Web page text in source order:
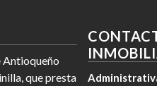
Antioqueño
que presta